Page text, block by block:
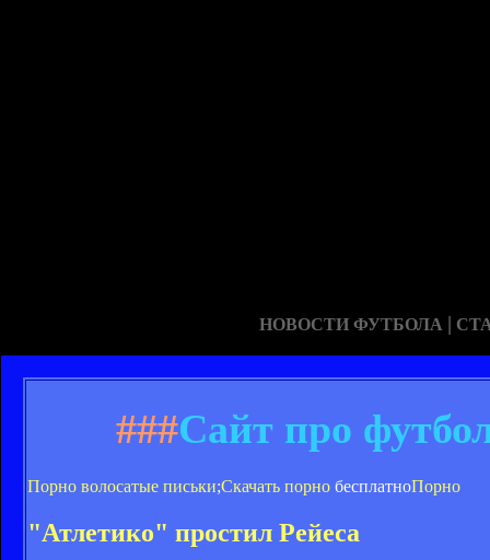
НОВОСТИ ФУТБОЛА |
###Сайт про
Порно волосатые письки;Скачать порно бесплатноПорно
"Атлетико" простил Рейеса